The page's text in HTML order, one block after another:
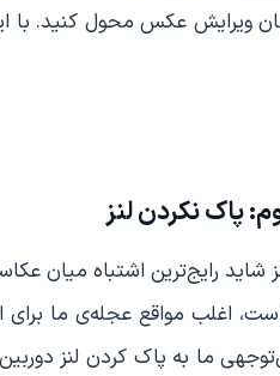
ویرایش عکس محول کنید. با
پاک نکردن لنز
شاید رایج‌ترین اشتباه میان
اغلب مواقع عجله‌ی ما
ما به پاک کردن لنز